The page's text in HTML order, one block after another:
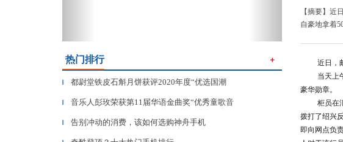
热门排行 ＋
▎ 都尉堂铁皮石斛月饼获评2020年度“优选国潮
▎ 音乐人彭玫荣获第11届华语金曲奖“优秀童歌音
▎ 告别冲动的消费，该如何选购神舟手机
【摘要】近
自豪地拿着
近日，
当天上
豪华勋章。
柜员在
拨打了绍兴
即向网点负